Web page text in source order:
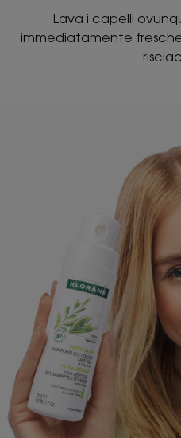
Lava i capelli
immediatamente